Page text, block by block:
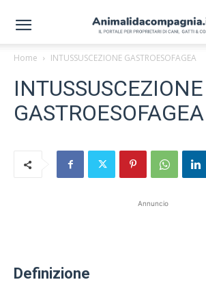
Home INTUSSUSCEZIONE GASTROESOFAGEA
INTUSSUSCEZIONE
GASTROESOFAGEA
Annuncio
Definizione